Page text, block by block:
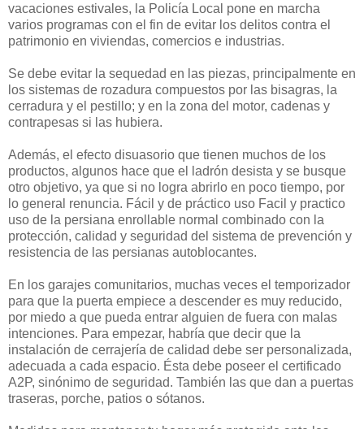
vacaciones estivales, la Policía Local pone en marcha
varios programas con el fin de evitar los delitos contra el
patrimonio en viviendas, comercios e industrias.
Se debe evitar la sequedad en las piezas, principalmente en
los sistemas de rozadura compuestos por las bisagras, la
cerradura y el pestillo; y en la zona del motor, cadenas y
contrapesas si las hubiera.
Además, el efecto disuasorio que tienen muchos de los
productos, algunos hace que el ladrón desista y se busque
otro objetivo, ya que si no logra abrirlo en poco tiempo, por
lo general renuncia. Fácil y de práctico uso Facil y practico
uso de la persiana enrollable normal combinado con la
protección, calidad y seguridad del sistema de prevención y
resistencia de las persianas autoblocantes.
En los garajes comunitarios, muchas veces el temporizador
para que la puerta empiece a descender es muy reducido,
por miedo a que pueda entrar alguien de fuera con malas
intenciones. Para empezar, habría que decir que la
instalación de cerrajería de calidad debe ser personalizada,
adecuada a cada espacio. Ésta debe poseer el certificado
A2P, sinónimo de seguridad. También las que dan a puertas
traseras, porche, patios o sótanos.